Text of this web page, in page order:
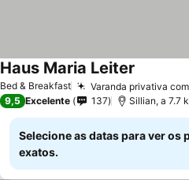
Bed & Breakfast Varanda privativa
Haus Maria Leiter
9,5 Excelente 137 Sillian, a 7.7
Selecione as datas para ver os
exatos.